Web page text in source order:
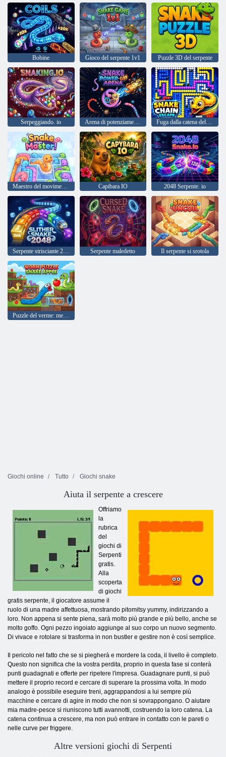
Bobine Gioco del serpente 1v1 Puzzle 3D del serpente
Serpeggiando. io Arena di potenziamento del serpente Fuga dalla catena del serpente
Maestro del movimento dei serpenti! Capibara IO 2048 Serpente. io
Serpente strisciante 2048 Serpente maledetto Il serpente si srotola
Puzzle del verme: mela serpente
Giochi online Tutto Giochi snake
Aiuta il serpente a crescere
Offriamo
la
rubrica
del
giochi di
Serpenti
gratis.
Alla
scoperta
di giochi
gratis serpente, il giocatore assume il
ruolo di una madre affettuosa, mostrando pitomitsy yummy, indirizzando a
loro. Non appena si sente piena, sarà molto più grande e più bello, anche se
molto goffo. Ogni pezzo ingoiato aggiunge al suo corpo un nuovo segmento.
Di vivace e rotolare si trasforma in non bustler e gestire non è così semplice.
Il pericolo nel fatto che se si piegherà e mordere la coda, il livello è completo.
Questo non significa che la vostra perdita, proprio in questa fase si conterà
punti guadagnati e offerte per ripetere l'impresa. Guadagnare punti, si può
mettere il proprio record e cercare di superare la prossima volta. In modo
analogo è possibile eseguire treni, aggrappandosi a lui sempre più
macchine e cercare di agire in modo che non si sovrappongano. O aiutare
mia madre-pesce si riuniscono tutti avannotti, costruendo la loro catena. La
catena continua a crescere, ma non può entrare in contatto con le pareti o
nelle curve per friggere.
Altre versioni giochi di Serpenti